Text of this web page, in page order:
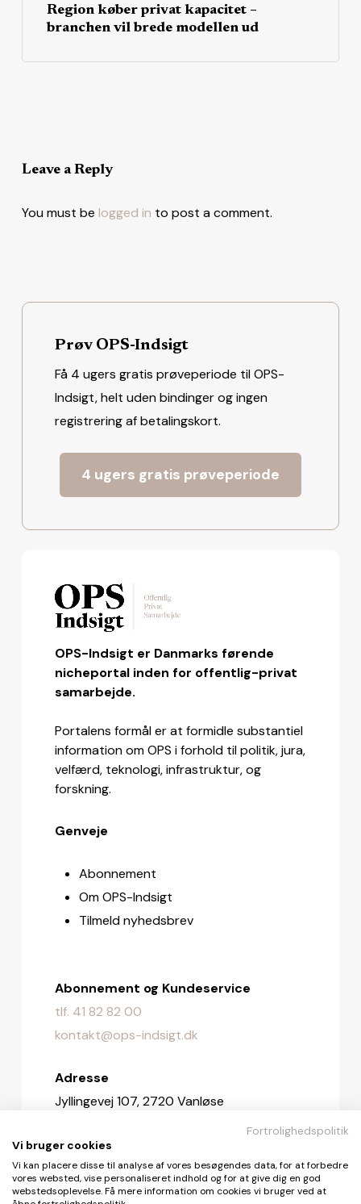
Region køber privat kapacitet –
branchen vil brede modellen ud
Leave a Reply
You must be logged in to post a comment.
Prøv OPS-Indsigt
Få 4 ugers gratis prøveperiode til OPS-
Indsigt, helt uden bindinger og ingen
registrering af betalingskort.
4 ugers gratis prøveperiode
OPS-Indsigt er Danmarks førende
nicheportal inden for offentlig-privat
samarbejde.
Portalens formål er at formidle substantiel
information om OPS i forhold til politik, jura,
velfærd, teknologi, infrastruktur, og
forskning.
Genveje
Abonnement
Om OPS-Indsigt
Tilmeld nyhedsbrev
Abonnement og Kundeservice
tlf. 41 82 82 00
kontakt@ops-indsigt.dk
Adresse
Jyllingevej 107, 2720 Vanløse
Redaktionen
redaktionen@ops-indsigt.dk
Fortrolighedspolitik
Vi bruger cookies
Vi kan placere disse til analyse af vores besøgendes data, for at forbedre
vores websted, vise personaliseret indhold og for at give dig en god
webstedsoplevelse. Få mere information om cookies vi bruger ved at